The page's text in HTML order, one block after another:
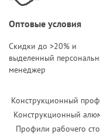
Оптовые условия
Скидки до >20% и
выделенный
менеджер
Конструкционный
Конструкционный
Профили рабочего